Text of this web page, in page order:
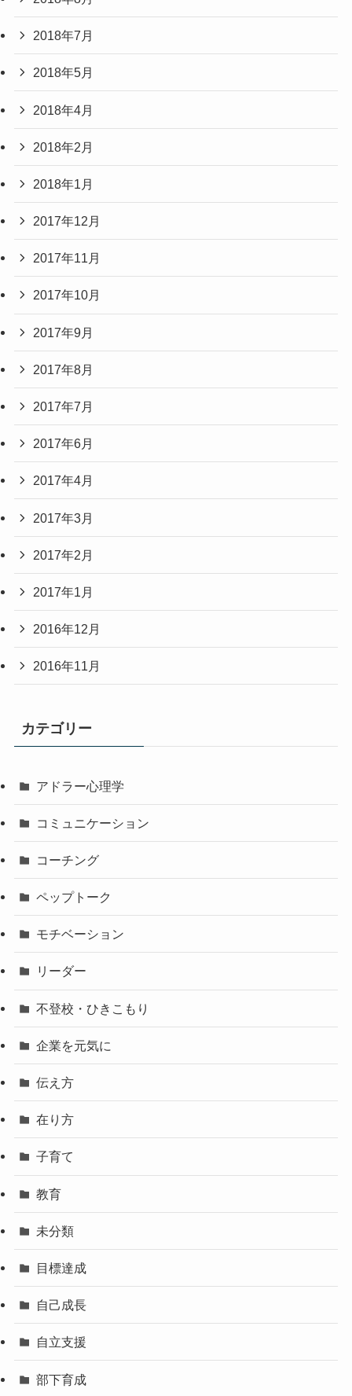
2018年7月
2018年5月
2018年4月
2018年2月
2018年1月
2017年12月
2017年11月
2017年10月
2017年9月
2017年8月
2017年7月
2017年6月
2017年4月
2017年3月
2017年2月
2017年1月
2016年12月
2016年11月
カテゴリー
アドラー心理学
コミュニケーション
コーチング
ペップトーク
モチベーション
リーダー
不登校・ひきこもり
企業を元気に
伝え方
在り方
子育て
教育
未分類
目標達成
自己成長
自立支援
部下育成